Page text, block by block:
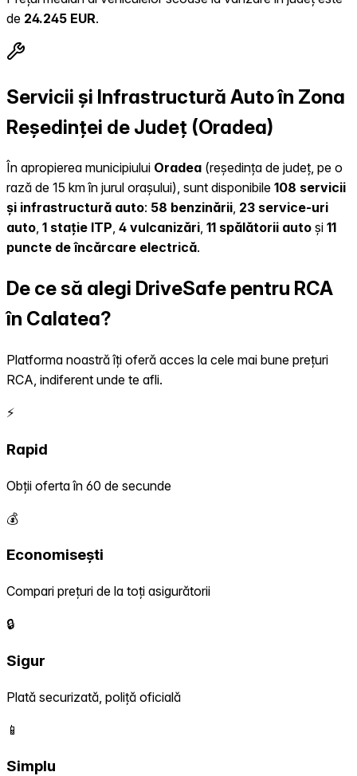
de 24.245 EUR.
Servicii și Infrastructură Auto în Zona
Reședinței de Județ (Oradea)
În apropierea municipiului Oradea (reședința de județ, pe o
rază de 15 km în jurul orașului), sunt disponibile 108 servicii
și infrastructură auto: 58 benzinării, 23 service-uri
auto, 1 stație ITP, 4 vulcanizări, 11 spălătorii auto și 11
puncte de încărcare electrică.
De ce să alegi DriveSafe pentru RCA
în Calatea?
Platforma noastră îți oferă acces la cele mai bune prețuri
RCA, indiferent unde te afli.
⚡
Rapid
Obții oferta în 60 de secunde
💰
Economisești
Compari prețuri de la toți asigurătorii
🔒
Sigur
Plată securizată, poliță oficială
📱
Simplu